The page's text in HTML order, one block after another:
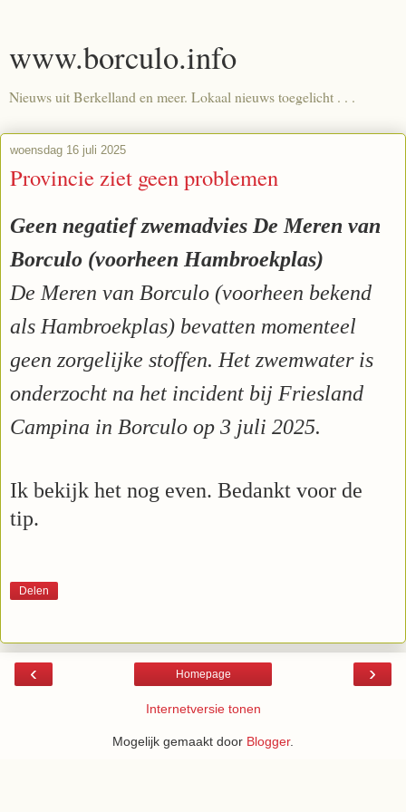
www.borculo.info
Nieuws uit Berkelland en meer. Lokaal nieuws toegelicht . . .
woensdag 16 juli 2025
Provincie ziet geen problemen
Geen negatief zwemadvies De Meren van
Borculo (voorheen Hambroekplas)
De Meren van Borculo (voorheen bekend
als Hambroekplas) bevatten momenteel
geen zorgelijke stoffen. Het zwemwater is
onderzocht na het incident bij Friesland
Campina in Borculo op 3 juli 2025.
Ik bekijk het nog even. Bedankt voor de
tip.
Delen
‹ ›
Homepage
Internetversie tonen
Mogelijk gemaakt door Blogger.